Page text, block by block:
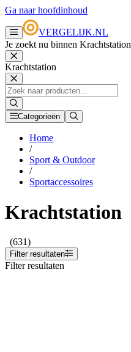
Ga naar hoofdinhoud
VERGELIJK.NL
Je zoekt nu binnen Krachtstation
Krachtstation
Categorieën
Home
/
Sport & Outdoor
/
Sportaccessoires
Krachtstation
(631)
Filter resultaten
Filter resultaten